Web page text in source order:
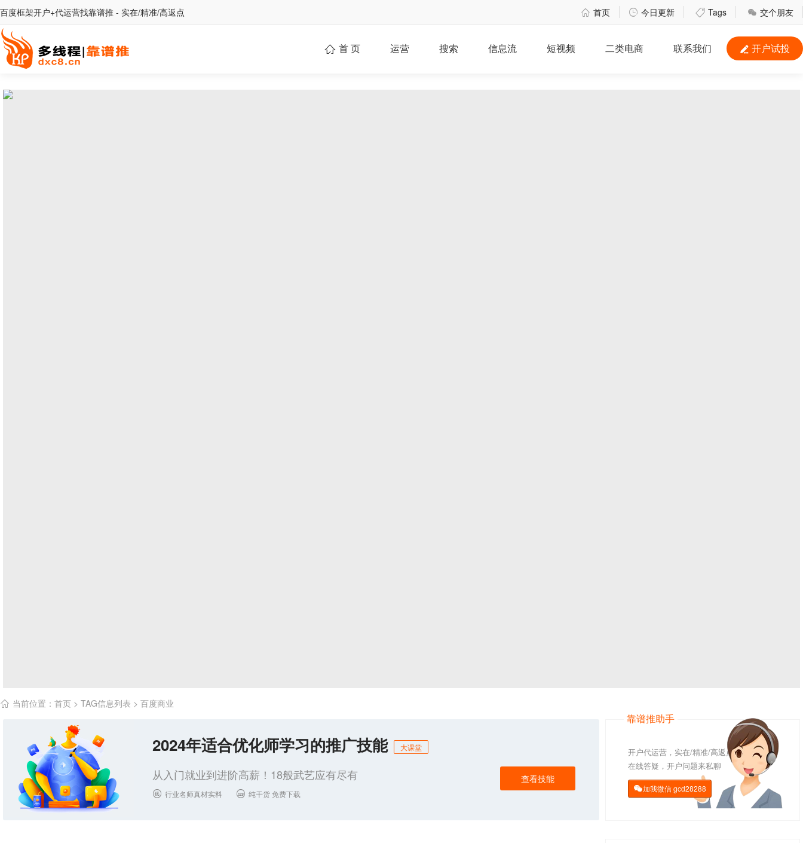
百度框架开户+代运营找靠谱推 - 实在/精准/高返点  首页  今日更新  Tags  交个朋友
 开户试投
 首 页 运营 搜索 信息流 短视频 二类电商 联系我们
 当前位置： 首页 > TAG信息列表 > 百度商业
2024年适合优化师学习的推广技能 大课堂
从入门就业到进阶高薪！18般武艺应有尽有
 行业名师真材实料  纯干货 免费下载
查看技能
靠谱推助手
开户代运营，实在/精准/高返点
在线答疑，开户问题来私聊
加我微信gcd28288